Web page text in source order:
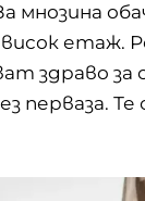
мнозина
етаж.
здраво за
перваза. Те